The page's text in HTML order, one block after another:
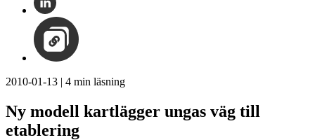
2010-01-13 | 4 min läsning
Ny modell kartlägger ungas väg till
etablering